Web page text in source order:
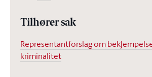
Tilhører sak
Representantforslag om
kriminalitet